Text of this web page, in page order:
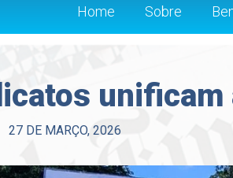
Home Sobre
unificam
27 DE MARÇO, 2026